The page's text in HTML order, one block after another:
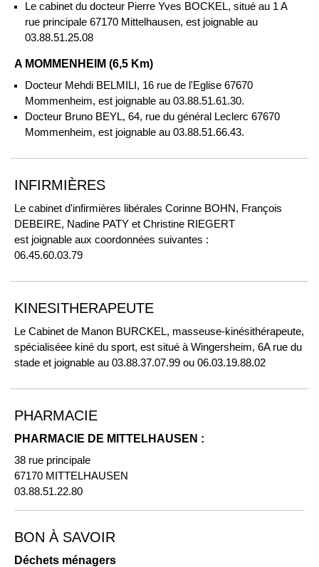
BON À SAVOIR
Déchets ménagers
Le cabinet du docteur Pierre Yves BOCKEL, situé au 1 A
rue principale 67170 Mittelhausen, est joignable au
03.88.51.25.08
A MOMMENHEIM (6,5 Km)
Docteur Mehdi BELMILI, 16 rue de l'Eglise 67670
Mommenheim, est joignable au 03.88.51.61.30.
Docteur Bruno BEYL, 64, rue du général Leclerc 67670
Mommenheim, est joignable au 03.88.51.66.43.
INFIRMIÈRES
Le cabinet d'infirmières libérales Corinne BOHN, François
DEBEIRE, Nadine PATY et Christine RIEGERT
est joignable aux coordonnées suivantes :
06.45.60.03.79
KINESITHERAPEUTE
Le Cabinet de Manon BURCKEL, masseuse-kinésithérapeute,
spécialiséee kiné du sport, est situé à Wingersheim, 6A rue du
stade et joignable au 03.88.37.07.99 ou 06.03.19.88.02
PHARMACIE
PHARMACIE DE MITTELHAUSEN :
38 rue principale
67170 MITTELHAUSEN
03.88.51.22.80